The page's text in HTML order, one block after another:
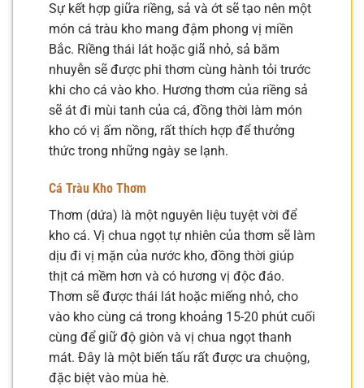
Sự kết hợp giữa riềng, sả và ớt sẽ tạo nên một
món cá tràu kho mang đậm phong vị miền
Bắc. Riềng thái lát hoặc giã nhỏ, sả băm
nhuyễn sẽ được phi thơm cùng hành tỏi trước
khi cho cá vào kho. Hương thơm của riềng sả
sẽ át đi mùi tanh của cá, đồng thời làm món
kho có vị ấm nồng, rất thích hợp để thưởng
thức trong những ngày se lạnh.
Cá Tràu Kho Thơm
Thơm (dứa) là một nguyên liệu tuyệt vời để
kho cá. Vị chua ngọt tự nhiên của thơm sẽ làm
dịu đi vị mặn của nước kho, đồng thời giúp
thịt cá mềm hơn và có hương vị độc đáo.
Thơm sẽ được thái lát hoặc miếng nhỏ, cho
vào kho cùng cá trong khoảng 15-20 phút cuối
cùng để giữ độ giòn và vị chua ngọt thanh
mát. Đây là một biến tấu rất được ưa chuộng,
đặc biệt vào mùa hè.